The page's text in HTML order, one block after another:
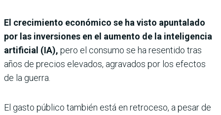
El crecimiento económico se ha visto apuntalado
por las inversiones en el aumento de la inteligencia
artificial (IA), pero el consumo se ha resentido tras
años de precios elevados, agravados por los efectos
de la guerra.
El gasto público también está en retroceso, a pesar de